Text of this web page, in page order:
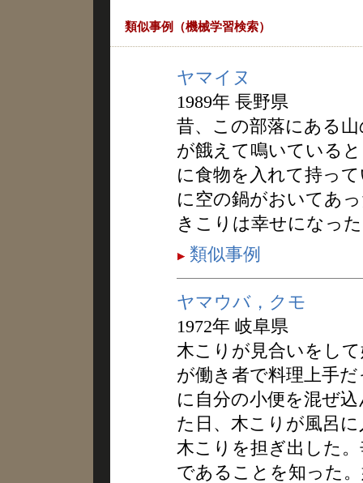
類似事例（機械学習検索）
ヤマイヌ
1989年 長野県
昔、この部落にある
が餓えて鳴いている
に食物を入れて持っ
に空の鍋がおいてあ
きこりは幸せになっ
類似事例
ヤマウバ，クモ
1972年 岐阜県
木こりが見合いをし
が働き者で料理上手
に自分の小便を混ぜ
た日、木こりが風呂
木こりを担ぎ出した
であることを知った